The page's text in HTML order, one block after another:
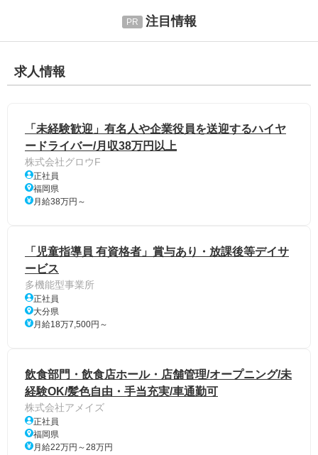
注目情報
求人情報
「未経験歓迎」有名人や企業役員を送迎するハイヤ
ードライバー/月収38万円以上
株式会社グロウF
正社員
福岡県
月給38万円～
「児童指導員 有資格者」賞与あり・放課後等デイサ
ービス
多機能型事業所
正社員
大分県
月給18万7,500円～
飲食部門・飲食店ホール・店舗管理/オープニング/未
経験OK/髪色自由・手当充実/車通勤可
株式会社アメイズ
正社員
福岡県
月給22万円～28万円